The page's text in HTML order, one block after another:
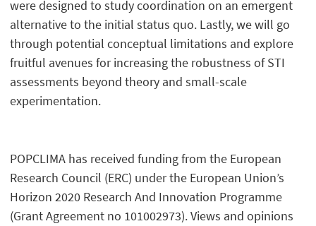
were designed to study coordination on an emergent
alternative to the initial status quo. Lastly, we will go
through potential conceptual limitations and explore
fruitful avenues for increasing the robustness of STI
assessments beyond theory and small-scale
experimentation.
POPCLIMA has received funding from the European
Research Council (ERC) under the European Union’s
Horizon 2020 Research And Innovation Programme
(Grant Agreement no 101002973). Views and opinions